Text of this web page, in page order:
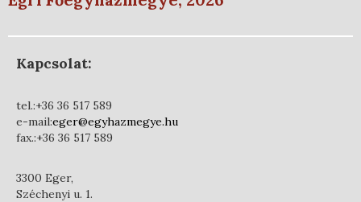
Kapcsolat:
tel.:+36 36 517 589
e-mail:eger@egyhazmegye.hu
fax.:+36 36 517 589
3300 Eger,
Széchenyi u. 1.